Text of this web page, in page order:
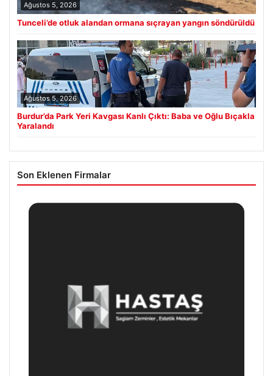
Ağustos 5, 2026
Tunceli’de otluk alandan ormana sıçrayan yangın söndürüldü
Ağustos 5, 2026
Burdur’da Park Yeri Kavgası Kanlı Çıktı: Baba ve Oğlu Bıçakla
Yaralandı
Son Eklenen Firmalar